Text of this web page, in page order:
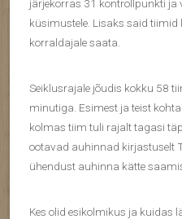
järjekorras 31 kontrollpunkti ja
küsimustele. Lisaks said tiimid
korraldajale saata.
Seiklusrajale jõudis kokku 58
minutiga. Esimest ja teist
kolmas tiim tuli rajalt tagasi
ootavad auhinnad kirjastuselt
ühendust auhinna kätte
Kes olid esikolmikus ja kuidas